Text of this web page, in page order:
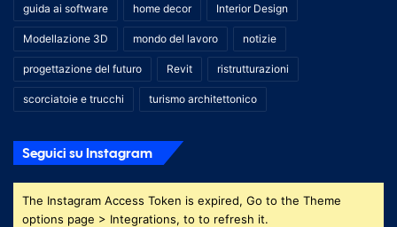
guida ai software home decor Interior Design
Modellazione 3D mondo del lavoro notizie
progettazione del futuro Revit ristrutturazioni
scorciatoie e trucchi turismo architettonico
Seguici su Instagram
The Instagram Access Token is expired, Go to the Theme
options page > Integrations, to to refresh it.